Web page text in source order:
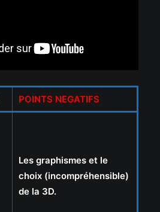
POINTS NEGATIFS
Les graphismes et le
choix (incompréhensible)
de la 3D.